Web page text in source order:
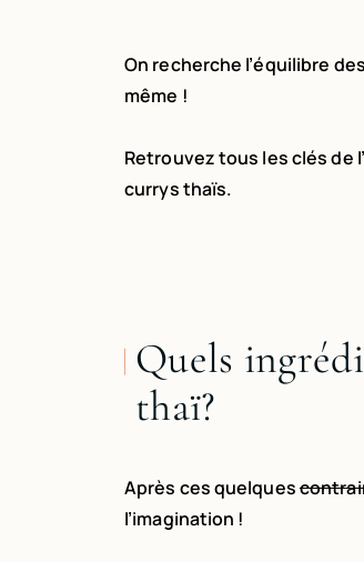
On recherche l’équilibre
même !
Retrouvez tous les clés de
currys thaïs.
Quels
thaï?
Après ces quelques
l’imagination !